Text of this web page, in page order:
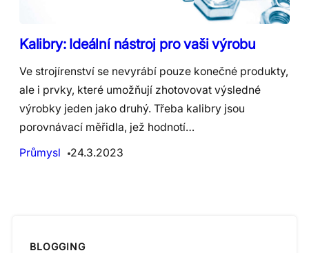
Kalibry: Ideální nástroj pro vaši výrobu
Ve strojírenství se nevyrábí pouze konečné produkty,
ale i prvky, které umožňují zhotovovat výsledné
výrobky jeden jako druhý. Třeba kalibry jsou
porovnávací měřidla, jež hodnotí…
Průmysl
24.3.2023
BLOGGING